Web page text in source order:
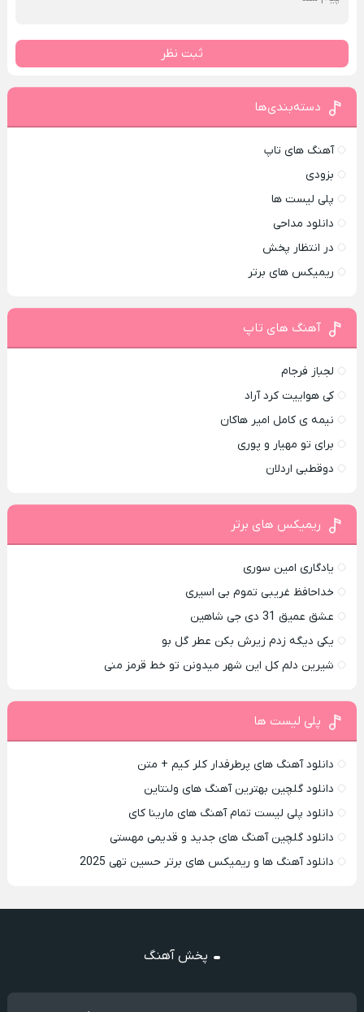
ثبت نظر
دسته‌بندی‌ها
آهنگ های تاپ
بزودی
پلی لیست ها
دانلود مداحی
در انتظار پخش
ریمیکس های برتر
آهنگ های تاپ
لجباز فرجام
کی هواییت کرد آراد
نیمه ی کامل امیر هاکان
برای تو مهیار و پوری
دوقطبی اردلان
ریمیکس های برتر
یادگاری امین سوری
خداحافظ غریبی تموم بی اسیری
عشق عمیق 31 دی جی شاهین
یکی دیگه زدم زیرش بکن عطر گل بو
شیرین دلم کل این شهر میدونن تو خط قرمز منی
پلی لیست ها
دانلود آهنگ های پرطرفدار کلر کیم + متن
دانلود گلچین بهترین آهنگ های ولنتاین
دانلود پلی لیست تمام آهنگ های مارینا کای
دانلود گلچین آهنگ های جدید و قدیمی مهستی
دانلود آهنگ ها و ریمیکس های برتر حسین تهی 2025
پخش آهنگ